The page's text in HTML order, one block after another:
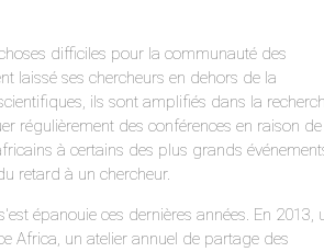
difficiles pour la communauté des
laissé ses chercheurs en dehors de la
ils sont amplifiés dans la
régulièrement des conférences en raison de
à certains des plus grands
retard à un chercheur.
épanouie ces dernières années. En 2013,
Africa, un atelier annuel de partage des